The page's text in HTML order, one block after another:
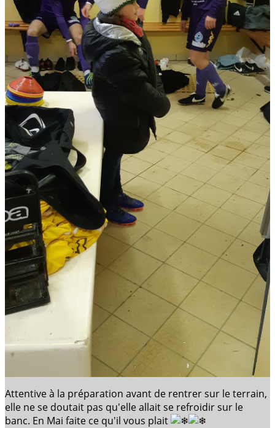
Attentive à la préparation avant de rentrer sur le terrain,
elle ne se doutait pas qu'elle allait se refroidir sur le
banc. En Mai faite ce qu'il vous plait